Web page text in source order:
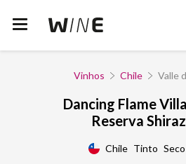
Vinhos Chile Valle
Dancing Flame
Reserva
Chile Tinto Seco